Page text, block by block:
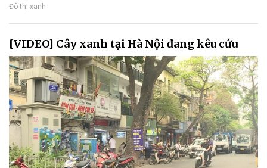
Đô thị xanh
[VIDEO] Cây xanh tại Hà Nội đang kêu cứu